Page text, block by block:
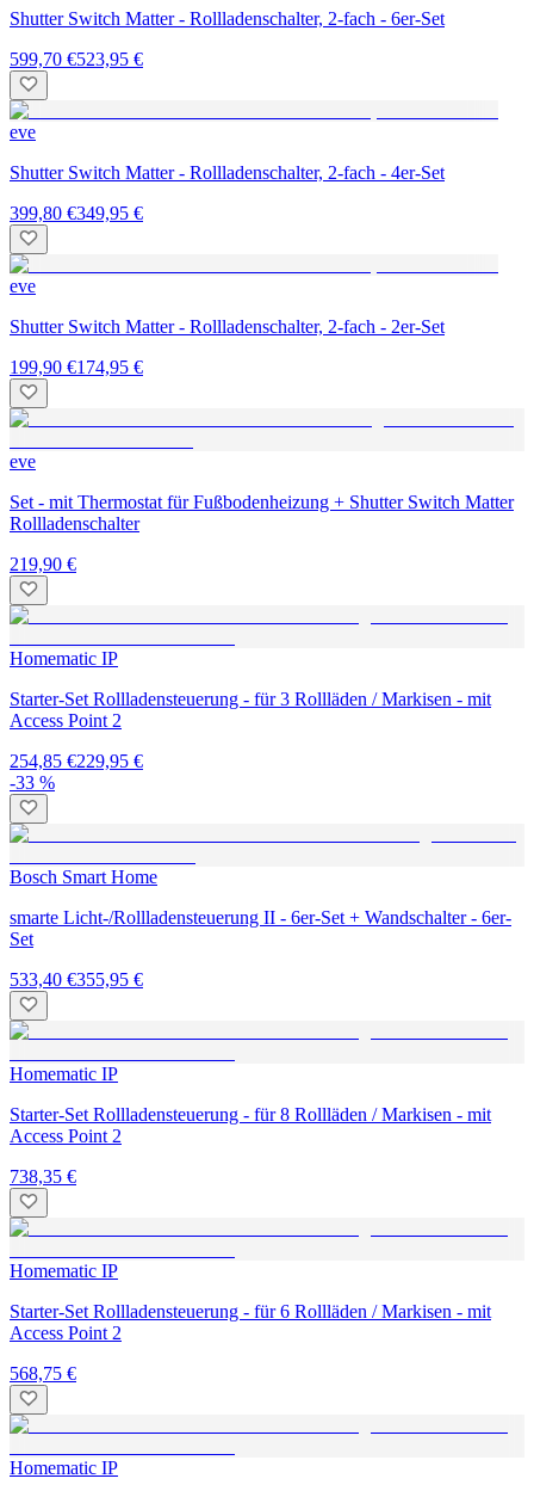
Shutter Switch Matter - Rollladenschalter, 2-fach - 6er-Set
599,70 €523,95 €
eve
Shutter Switch Matter - Rollladenschalter, 2-fach - 4er-Set
399,80 €349,95 €
eve
Shutter Switch Matter - Rollladenschalter, 2-fach - 2er-Set
199,90 €174,95 €
eve
Set - mit Thermostat für Fußbodenheizung + Shutter Switch Matter
Rollladenschalter
219,90 €
Homematic IP
Starter-Set Rollladensteuerung - für 3 Rollläden / Markisen - mit
Access Point 2
254,85 €229,95 €
-33 %
Bosch Smart Home
smarte Licht-/Rollladensteuerung II - 6er-Set + Wandschalter - 6er-
Set
533,40 €355,95 €
Homematic IP
Starter-Set Rollladensteuerung - für 8 Rollläden / Markisen - mit
Access Point 2
738,35 €
Homematic IP
Starter-Set Rollladensteuerung - für 6 Rollläden / Markisen - mit
Access Point 2
568,75 €
Homematic IP